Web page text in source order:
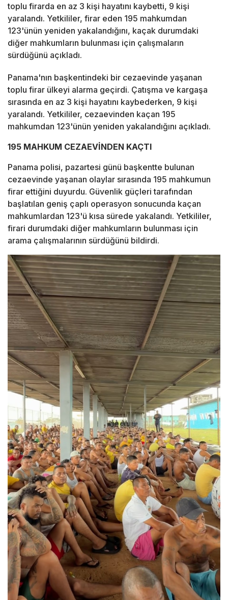
toplu firarda en az 3 kişi hayatını kaybetti, 9 kişi
yaralandı. Yetkililer, firar eden 195 mahkumdan
123'ünün yeniden yakalandığını, kaçak durumdaki
diğer mahkumların bulunması için çalışmaların
sürdüğünü açıkladı.
Panama'nın başkentindeki bir cezaevinde yaşanan
toplu firar ülkeyi alarma geçirdi. Çatışma ve kargaşa
sırasında en az 3 kişi hayatını kaybederken, 9 kişi
yaralandı. Yetkililer, cezaevinden kaçan 195
mahkumdan 123'ünün yeniden yakalandığını açıkladı.
195 MAHKUM CEZAEVİNDEN KAÇTI
Panama polisi, pazartesi günü başkentte bulunan
cezaevinde yaşanan olaylar sırasında 195 mahkumun
firar ettiğini duyurdu. Güvenlik güçleri tarafından
başlatılan geniş çaplı operasyon sonucunda kaçan
mahkumlardan 123'ü kısa sürede yakalandı. Yetkililer,
firari durumdaki diğer mahkumların bulunması için
arama çalışmalarının sürdüğünü bildirdi.